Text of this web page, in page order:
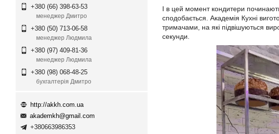
І в цей момент кондитери
сподобається. Академія Кухні
тримачами, на які підвішуються
секунди.
+380 (66) 398-63-53
менеджер Дмитро
+380 (50) 713-06-58
менеджер Людмила
+380 (97) 409-81-36
менеджер Людмила
+380 (98) 068-48-25
бухгалтерія Дмитро
http://akkh.com.ua
akademkh@gmail.com
+380663986353